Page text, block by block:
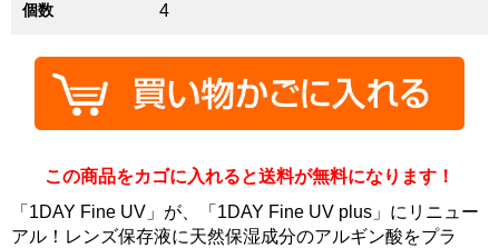
個数 4
この商品をカゴに入れると送料が無料になります！
「1DAY Fine UV」が、「1DAY Fine UV plus」にリニュー
アル！レンズ保存液に天然保湿成分のアルギン酸をプラ